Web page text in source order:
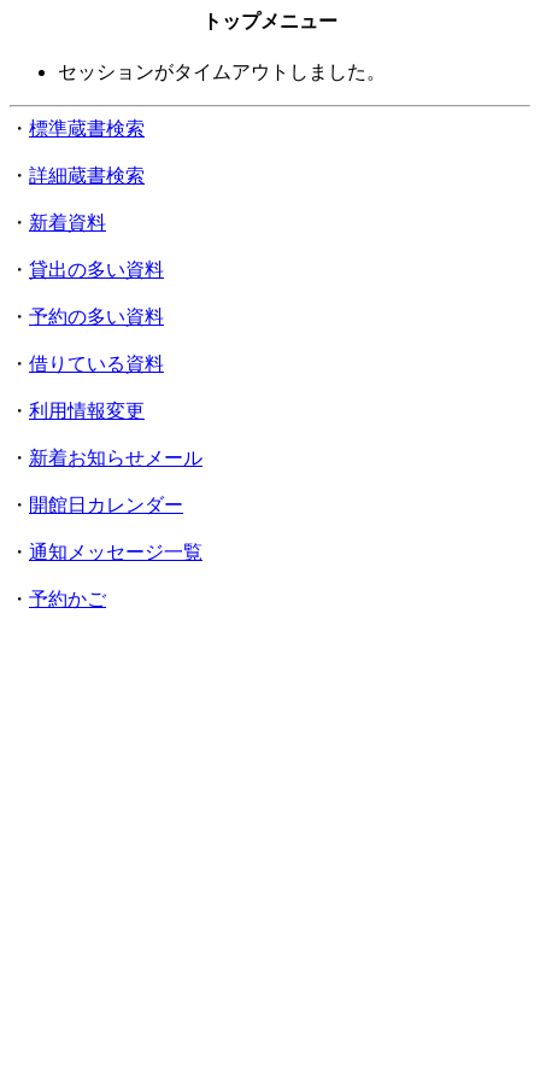
トップメニュー
セッションがタイムアウトしました。
・ 標準蔵書検索
・ 詳細蔵書検索
・ 新着資料
・ 貸出の多い資料
・ 予約の多い資料
・ 借りている資料
・ 利用情報変更
・ 新着お知らせメール
・ 開館日カレンダー
・ 通知メッセージ一覧
・ 予約かご